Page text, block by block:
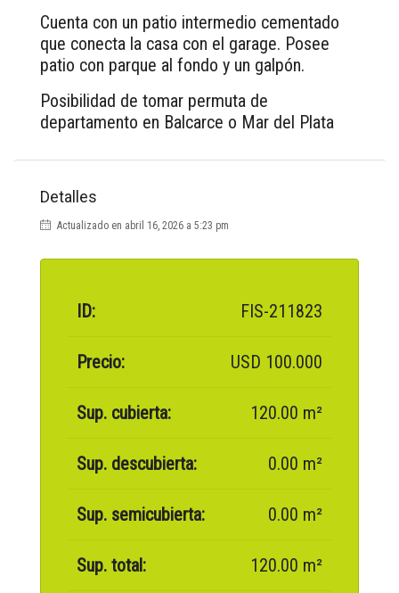
Cuenta con un patio intermedio cementado
que conecta la casa con el garage. Posee
patio con parque al fondo y un galpón.
Posibilidad de tomar permuta de
departamento en Balcarce o Mar del Plata
Detalles
Actualizado en abril 16, 2026 a 5:23 pm
ID: FIS-211823
Precio: USD 100.000
Sup. cubierta: 120.00 m²
Sup. descubierta: 0.00 m²
Sup. semicubierta: 0.00 m²
Sup. total: 120.00 m²